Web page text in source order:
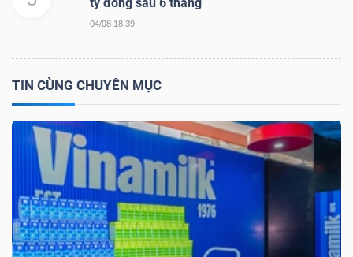
04/08 18:39
TIN CÙNG CHUYÊN MỤC
Cổ phiếu
Lãnh
(-)
Tất cả Người nội bộ Người liên quan Cổ đông lớn
Tin
tức
(-)